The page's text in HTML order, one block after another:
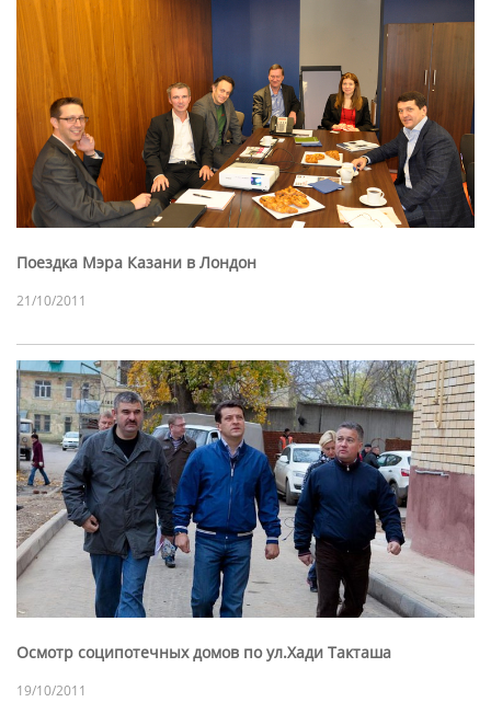
Поездка Мэра Казани в Лондон
21/10/2011
Осмотр соципотечных домов по ул.Хади Такташа
19/10/2011